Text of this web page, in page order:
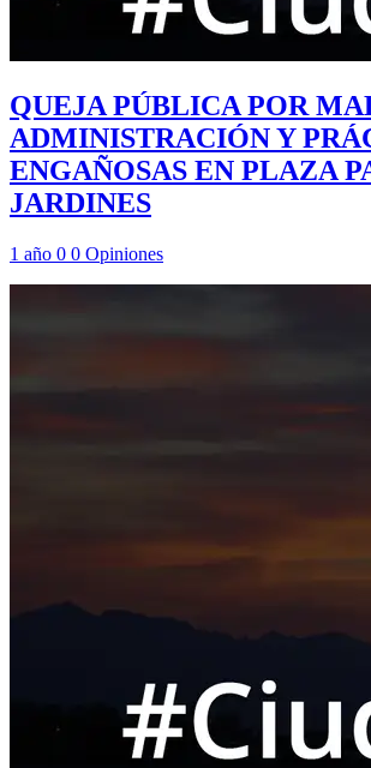
QUEJA PÚBLICA POR
ADMINISTRACIÓN Y
ENGAÑOSAS EN PLAZA
JARDINES
1 año 0 0 Opiniones